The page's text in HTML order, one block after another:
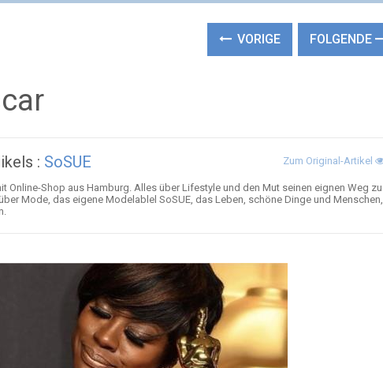
VORIGE FOLGENDE
: SoSUE Zum Original-Artikel
Online-Shop aus Hamburg. Alles über Lifestyle und den Mut seinen eignen Weg zu
Mode, das eigene Modelablel SoSUE, das Leben, schöne Dinge und Menschen,